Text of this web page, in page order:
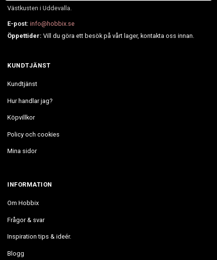
Västkusten i Uddevalla.
E-post: info@hobbix.se
Öppettider: Vill du göra ett besök på vårt lager, kontakta oss innan.
KUNDTJÄNST
Kundtjänst
Hur handlar jag?
Köpvillkor
Policy och cookies
Mina sidor
INFORMATION
Om Hobbix
Frågor & svar
Inspiration tips & ideér.
Blogg